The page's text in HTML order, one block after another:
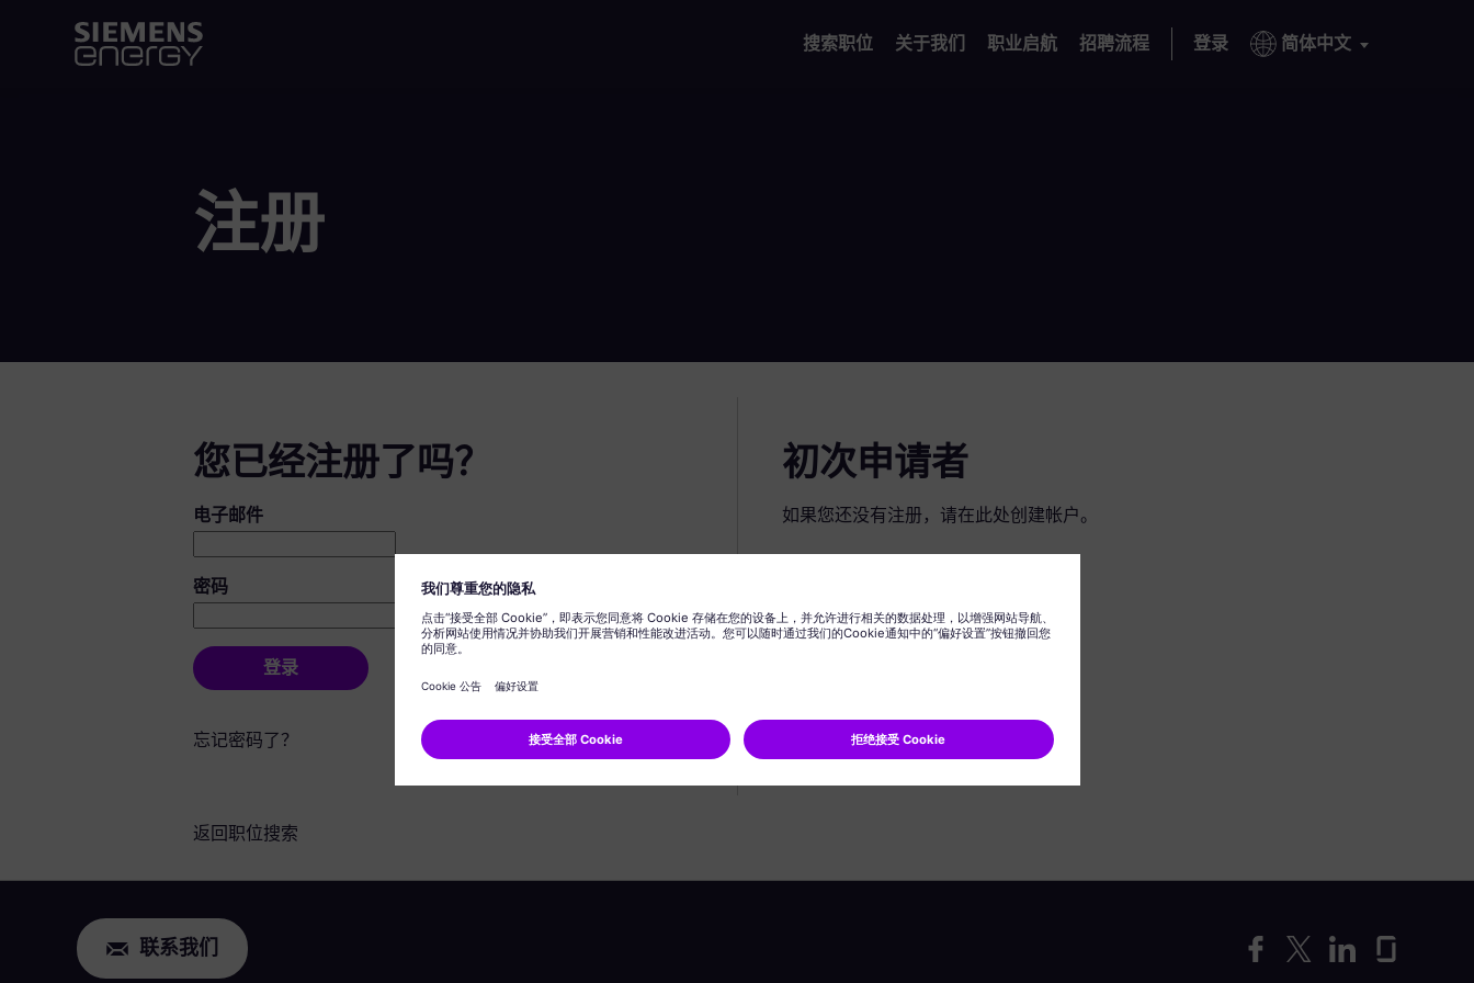
搜索职位 关于我们 职业启航 招聘流程 登录 简体中文
注册
您已经注册了吗？
登录：用户和密码
电子邮件
密码
登录
忘记密码了？
初次申请者
如果您还没有注册，请在此处创建帐户。
返回职位搜索
联系我们